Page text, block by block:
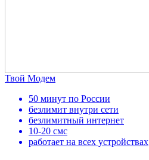
Твой Модем
50 минут по России
безлимит внутри сети
безлимитный интернет
10-20 смс
работает на всех устройствах